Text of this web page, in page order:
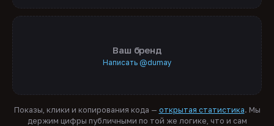
Ваш бренд
Написать @dumay
Показы, клики и копирования кода — открытая статистика. Мы
держим цифры публичными по той же логике, что и сам